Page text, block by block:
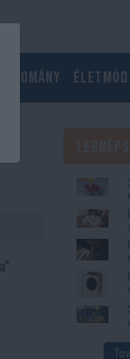
Tudomány Életmód